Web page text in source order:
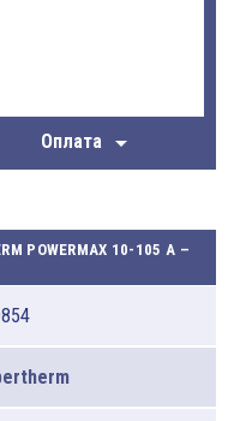
Оплата 
POWERMAX 10-105 A –